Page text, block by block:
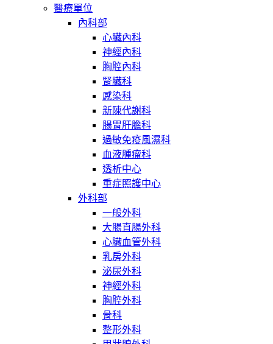
醫療單位
內科部
心臟內科
神經內科
胸腔內科
腎臟科
感染科
新陳代謝科
腸胃肝膽科
過敏免疫風濕科
血液腫瘤科
透析中心
重症照護中心
外科部
一般外科
大腸直腸外科
心臟血管外科
乳房外科
泌尿外科
神經外科
胸腔外科
骨科
整形外科